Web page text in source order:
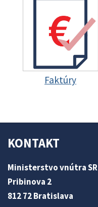
Faktúry
KONTAKT
Ministerstvo vnútra SR
Pribinova 2
812 72 Bratislava